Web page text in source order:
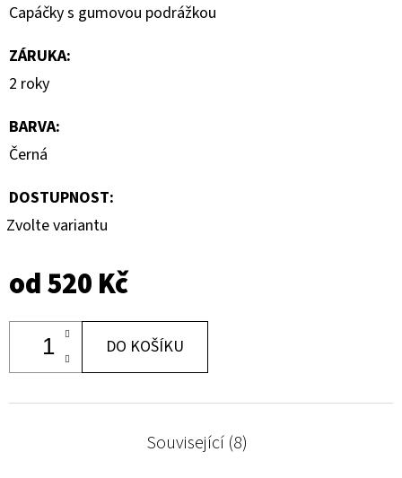
Capáčky s gumovou podrážkou
ZÁRUKA:
2 roky
BARVA:
Černá
DOSTUPNOST:
Zvolte variantu
od520 Kč
DO KOŠÍKU
Související (8)